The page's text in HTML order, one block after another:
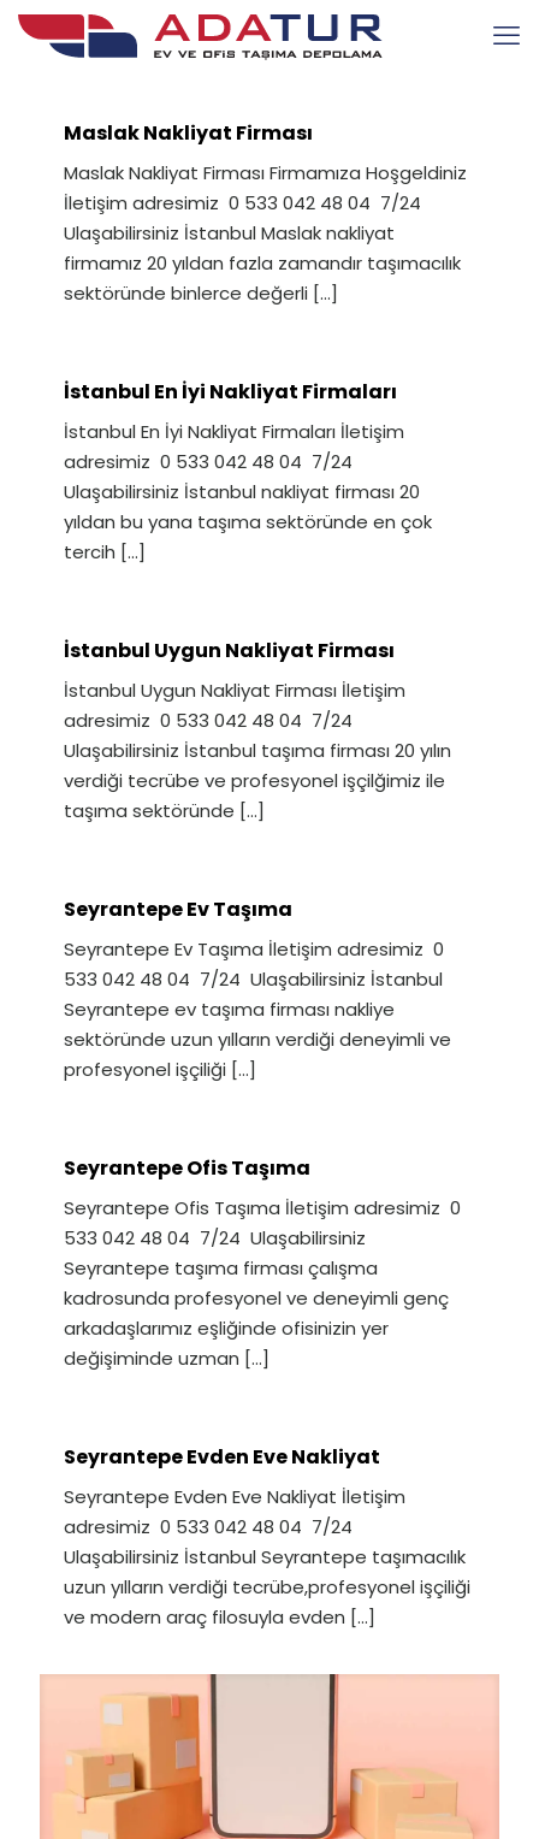
Maslak Nakliyat Firması
Maslak Nakliyat Firması Firmamıza Hoşgeldiniz
İletişim adresimiz 0 533 042 48 04 7/24
Ulaşabilirsiniz İstanbul Maslak nakliyat
firmamız 20 yıldan fazla zamandır taşımacılık
sektöründe binlerce değerli […]
İstanbul En İyi Nakliyat Firmaları
İstanbul En İyi Nakliyat Firmaları İletişim
adresimiz 0 533 042 48 04 7/24
Ulaşabilirsiniz İstanbul nakliyat firması 20
yıldan bu yana taşıma sektöründe en çok
tercih […]
İstanbul Uygun Nakliyat Firması
İstanbul Uygun Nakliyat Firması İletişim
adresimiz 0 533 042 48 04 7/24
Ulaşabilirsiniz İstanbul taşıma firması 20 yılın
verdiği tecrübe ve profesyonel işçilğimiz ile
taşıma sektöründe […]
Seyrantepe Ev Taşıma
Seyrantepe Ev Taşıma İletişim adresimiz 0
533 042 48 04 7/24 Ulaşabilirsiniz İstanbul
Seyrantepe ev taşıma firması nakliye
sektöründe uzun yılların verdiği deneyimli ve
profesyonel işçiliği […]
Seyrantepe Ofis Taşıma
Seyrantepe Ofis Taşıma İletişim adresimiz 0
533 042 48 04 7/24 Ulaşabilirsiniz
Seyrantepe taşıma firması çalışma
kadrosunda profesyonel ve deneyimli genç
arkadaşlarımız eşliğinde ofisinizin yer
değişiminde uzman […]
Seyrantepe Evden Eve Nakliyat
Seyrantepe Evden Eve Nakliyat İletişim
adresimiz 0 533 042 48 04 7/24
Ulaşabilirsiniz İstanbul Seyrantepe taşımacılık
uzun yılların verdiği tecrübe,profesyonel işçiliği
ve modern araç filosuyla evden […]